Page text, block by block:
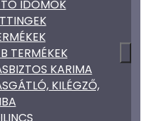
IDOMOK
TERMÉKEK
KARIMA
KILÉGZŐ,